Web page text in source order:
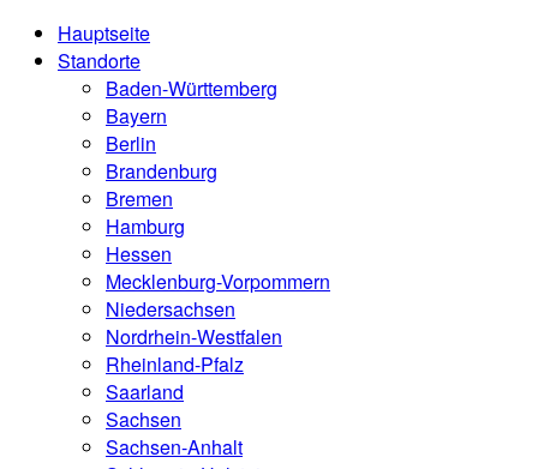
Hauptseite
Standorte
Baden-Württemberg
Bayern
Berlin
Brandenburg
Bremen
Hamburg
Hessen
Mecklenburg-Vorpommern
Niedersachsen
Nordrhein-Westfalen
Rheinland-Pfalz
Saarland
Sachsen
Sachsen-Anhalt